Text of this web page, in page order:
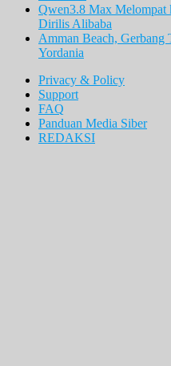
Qwen3.8 Max Melompat
Dirilis Alibaba
Amman Beach,
Yordania
Privacy & Policy
Support
FAQ
Panduan Media Siber
REDAKSI